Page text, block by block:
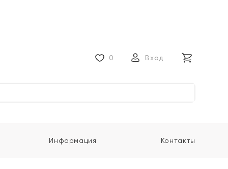
0 Вход
Информация Контакты